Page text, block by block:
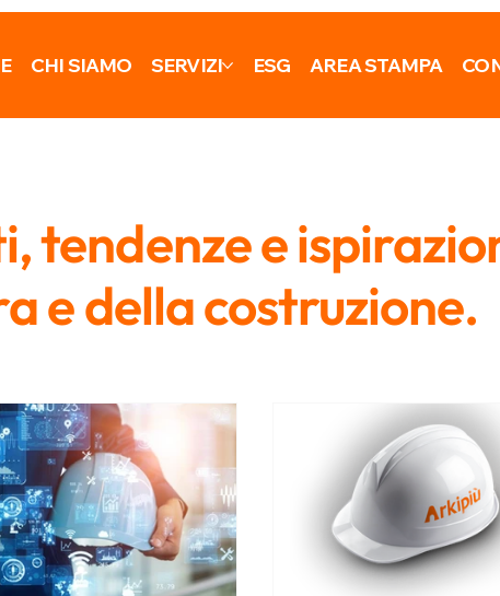
CHI SIAMO SERVIZI ESG AREA STAMPA
tendenze e
e della costruzione.